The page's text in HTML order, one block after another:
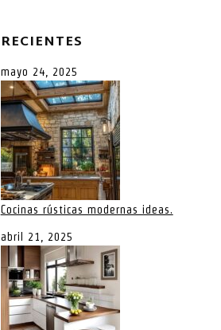
RECIENTES
mayo 24, 2025
Cocinas rústicas modernas ideas.
abril 21, 2025